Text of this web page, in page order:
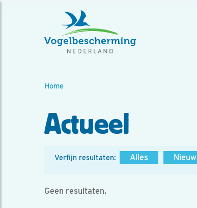
Home
Actueel
Verfijn resultaten: Alles
Geen resultaten.